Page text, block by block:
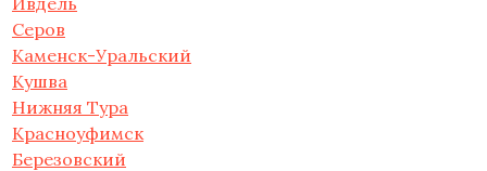
Серов
Каменск-Уральский
Кушва
Нижняя Тура
Красноуфимск
Березовский